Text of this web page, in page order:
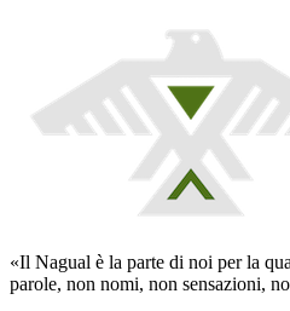
«Il Nagual è la parte di noi per la
parole, non nomi, non sensazioni,